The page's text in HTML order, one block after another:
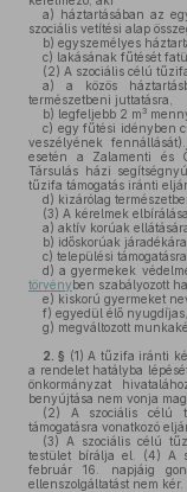
a) háztartásában az
szociális vetítési alap
b) egyszemélyes
c) lakásának fűtését
(2) A szociális célú
a) a közös
természetbeni juttatásra,
b) legfeljebb 2 m 3
c) egy fűtési idényben
veszélyének
esetén a Zalamenti és
Társulás házi
tűzifa támogatás iránti
d) kizárólag
(3) A kérelmek
a) aktív korúak
b) időskorúak járadékára
c) települési támogatásra
d) a gyermekek
törvényben szabályozott
e) kiskorú gyermeket
f) egyedül élő
g) megváltozott
2. § (1) A tűzifa iránti
a rendelet hatályba
önkormányzat
benyújtása nem vonja
(2) A szociális célú
támogatásra vonatkozó
(3) A szociális célú
testület bírálja el. (4) A
február 16. napjáig
ellenszolgáltatást nem kér.